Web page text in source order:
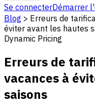
Se connecterDémarrer
Blog > Erreurs de
éviter avant les hautes
Dynamic Pricing
Erreurs de
vacances à
saisons